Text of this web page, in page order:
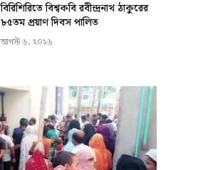
বিরিশিরিতে বিশ্বকবি রবীন্দ্রনাথ ঠাকুরের
৮৫তম প্রয়াণ দিবস পালিত
আগস্ট ৬, ২০২৬